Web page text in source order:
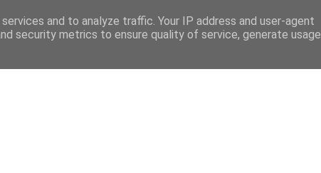
and to analyze traffic. Your IP address and user-agent
security metrics to ensure quality of service, generate usage